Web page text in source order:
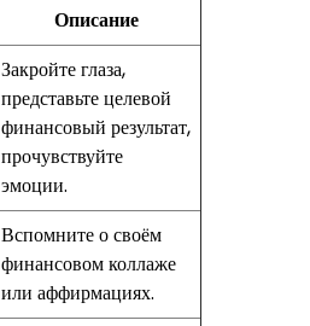
Описание
Закройте глаза,
представьте целевой
финансовый результат,
прочувствуйте
эмоции.
Вспомните о своём
финансовом коллаже
или аффирмациях.